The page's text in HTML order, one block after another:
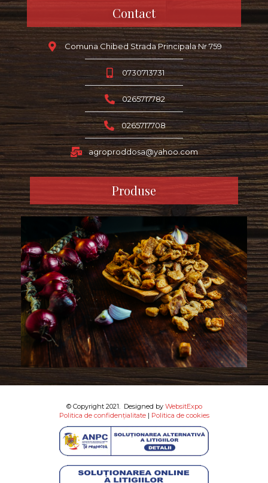
Contact
Comuna Chibed Strada Principala Nr 759
0730713731
0265717782
0265717708
agroproddosa@yahoo.com
Produse
© Copyright 2021. Designed by WebsitExpo
Politica de confidențialitate| Politica de cookies